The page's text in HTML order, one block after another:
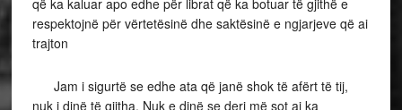
që ka kaluar apo edhe për librat që ka botuar të gjithë e
respektojnë për vërtetësinë dhe saktësinë e ngjarjeve që ai
trajton
Jam i sigurtë se edhe ata që janë shok të afërt të tij,
nuk i dinë të gjitha. Nuk e dinë se deri më sot ai ka